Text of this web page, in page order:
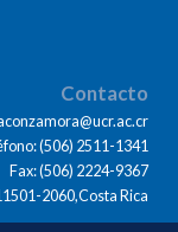
Contacto
(506) 2511-1341
Fax: (506) 2224-9367
2060,Costa Rica